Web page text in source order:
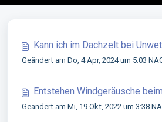
Kann ich im Dachzelt bei
Geändert am Do, 4 Apr, 2024 um 5:03
Entstehen Windgeräusche
Geändert am Mi, 19 Okt, 2022 um 3:38